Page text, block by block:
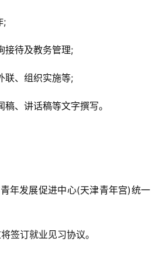
;
接待及教务管理;
联、组织实施等;
、讲话稿等文字撰写。
年发展促进中心(天津青年宫)统一
签订就业见习协议。